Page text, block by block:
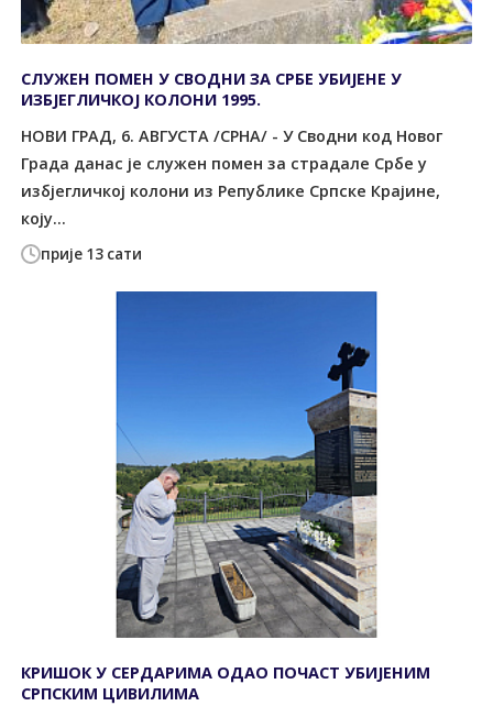
прије 13 сати
СЛУЖЕН ПОМЕН У СВОДНИ ЗА СРБЕ УБИЈЕНЕ У
ИЗБЈЕГЛИЧКОЈ КОЛОНИ 1995.
НОВИ ГРАД, 6. АВГУСТА /СРНА/ - У Сводни код Новог
Града данас је служен помен за страдале Србе у
избјегличкој колони из Републике Српске Крајине,
коју...
КРИШОК У СЕРДАРИМА ОДАО ПОЧАСТ УБИЈЕНИМ
СРПСКИМ ЦИВИЛИМА